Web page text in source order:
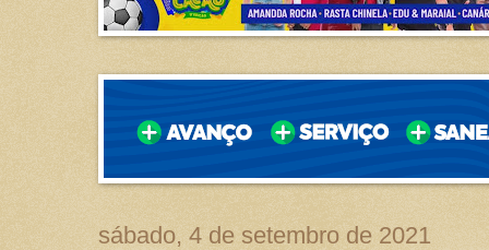
sábado, 4 de setembro de 2021